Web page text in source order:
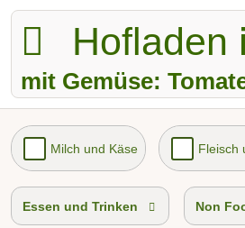
Hofladen
mit Gemüse:
Milch und Käse Fleisch
Essen und Trinken Non